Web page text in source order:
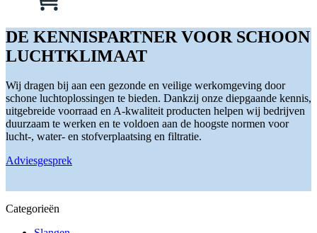
meerdere
variaties.
Deze
kan
gekozen
worden
op
de
productpagina
DE KENNISPARTNER VOOR SCHOON
LUCHTKLIMAAT
Wij dragen bij aan een gezonde en veilige werkomgeving door
schone luchtoplossingen te bieden. Dankzij onze diepgaande kennis,
uitgebreide voorraad en A-kwaliteit producten helpen wij bedrijven
duurzaam te werken en te voldoen aan de hoogste normen voor
lucht-, water- en stofverplaatsing en filtratie.
Adviesgesprek
Categorieën